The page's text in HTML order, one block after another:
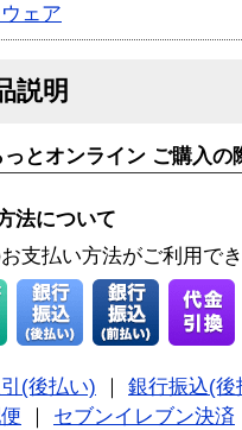
ェア
説明
っとオンライン ご購入の
法について
支払い方法がご利用で
(後払い)
銀行振込(後
セブンイレブン決済